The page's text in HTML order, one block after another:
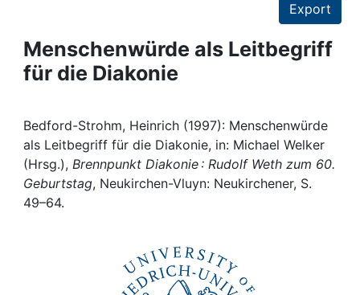
Projects
People
Institutions
Awards
My FIS
Export
Menschenwürde als Leitbegriff
für die Diakonie
Bedford-Strohm, Heinrich (1997): Menschenwürde
als Leitbegriff für die Diakonie, in: Michael Welker
(Hrsg.), Brennpunkt Diakonie : Rudolf Weth zum 60.
Geburtstag, Neukirchen-Vluyn: Neukirchener, S.
49–64.